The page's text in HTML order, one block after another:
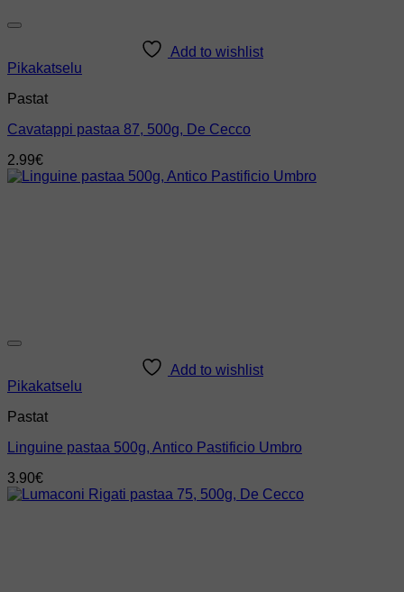
Add to wishlist
Pikakatselu
Pastat
Cavatappi pastaa 87, 500g, De Cecco
2.99€
Add to wishlist
Pikakatselu
Pastat
Linguine pastaa 500g, Antico Pastificio Umbro
3.90€